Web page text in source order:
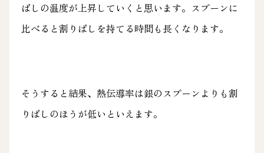
ばしの温度が上昇していくと思います。スプーンに
比べると割りばしを持てる時間も長くなります。
そうすると結果、熱伝導率は銀のスプーンよりも割
りばしのほうが低いといえます。